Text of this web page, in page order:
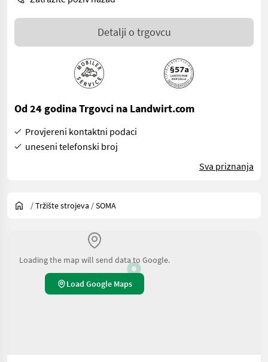
Detalji o trgovcu
Od 24 godina Trgovci na Landwirt.com
Provjereni kontaktni podaci
uneseni telefonski broj
Sva priznanja
/Tržište strojeva /SOMA
Loading the map will send data to Google.
Load Google Maps